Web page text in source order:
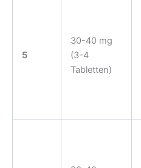
5
30-40 mg
(3-4
Tabletten)